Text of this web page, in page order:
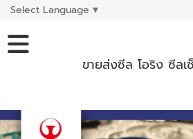
Select Language ▼
ขายส่งซีล โอริง ซีลเ